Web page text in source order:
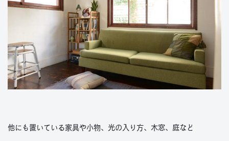
他にも置いている家具や小物、光の入り方、木窓、庭など